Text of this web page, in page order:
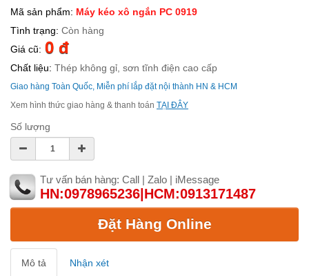
Mã sản phẩm: Máy kéo xô ngắn PC 0919
Tình trạng: Còn hàng
Giá cũ: 0 đ
Chất liệu: Thép không gỉ, sơn tĩnh điện cao cấp
Giao hàng Toàn Quốc, Miễn phí lắp đặt nội thành HN & HCM
Xem hình thức giao hàng & thanh toán TẠI ĐÂY
Số lượng
Tư vấn bán hàng: Call | Zalo | iMessage
HN:0978965236|HCM:0913171487
Đặt Hàng Online
Mô tả Nhận xét